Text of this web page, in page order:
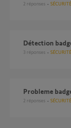
2 réponses SÉCURITÉ
Détection
3 réponses SÉCURITÉ
probleme
2 réponses SÉCURITÉ